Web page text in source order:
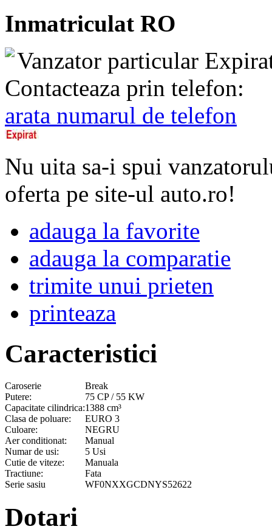
Inmatriculat RO
Vanzator particular
Contacteaza prin telefon:
arata numarul de telefon
Nu uita sa-i spui
oferta pe site-ul auto.ro!
adauga la favorite
adauga la comparatie
trimite unui prieten
printeaza
Caracteristici
Caroserie
Break
Putere:
75 CP / 55 KW
Capacitate cilindrica:1388 cm³
Clasa de poluare:
EURO 3
Culoare:
NEGRU
Aer conditionat:
Manual
Numar de usi:
5 Usi
Cutie de viteze:
Manuala
Tractiune:
Fata
Serie sasiu
WF0NXXGCDNYS52622
Dotari